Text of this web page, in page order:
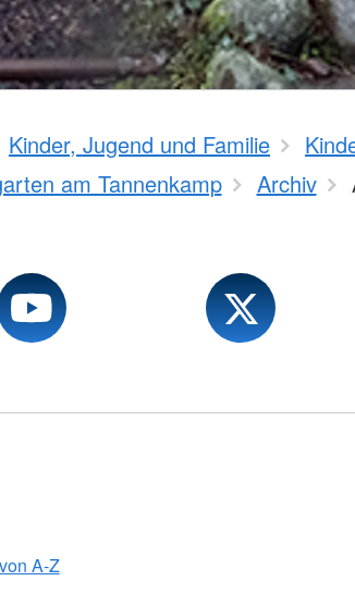
Kinder, Jugend und Familie
am Tannenkamp
Archiv
A-Z